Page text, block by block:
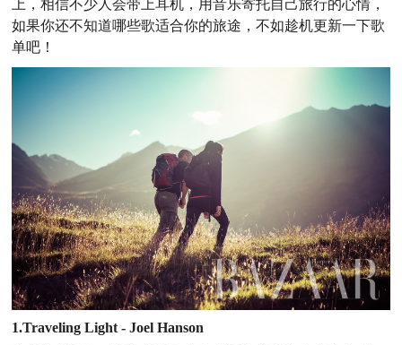
上，相信不少人会带上耳机，用音乐寄托自己旅行的心情，
如果你还不知道哪些歌适合你的旅途，不如趁机更新一下歌
单吧！
1.Traveling Light - Joel Hanson